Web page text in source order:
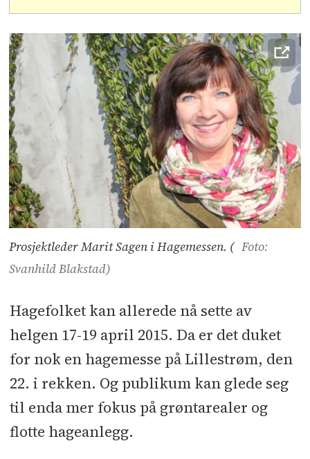
Prosjektleder Marit Sagen i Hagemessen. ( Foto:
Svanhild Blakstad)
Hagefolket kan allerede nå sette av
helgen 17-19 april 2015. Da er det duket
for nok en hagemesse på Lillestrøm, den
22. i rekken. Og publikum kan glede seg
til enda mer fokus på grøntarealer og
flotte hageanlegg.